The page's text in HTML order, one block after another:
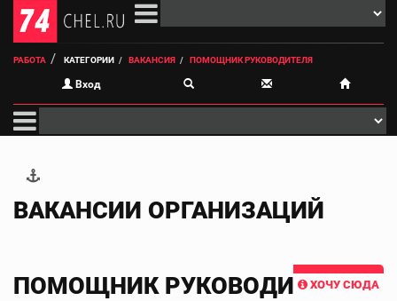
РАБОТА КАТЕГОРИИ ВАКАНСИЯ ПОМОЩНИК РУКОВОДИТЕЛЯ
Вход
ВАКАНСИИ ОРГАНИЗАЦИЙ
ХОЧУ СЮДА
ПОМОЩНИК РУКОВОДИТЕЛЯ